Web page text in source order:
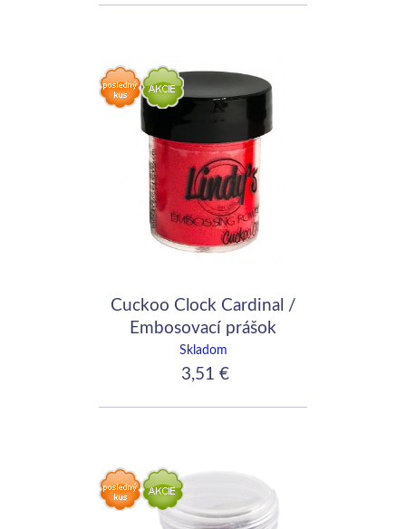
Cuckoo Clock Cardinal /
Embosovací prášok
Lindy's Stamp Gang
Skladom
3,51 €